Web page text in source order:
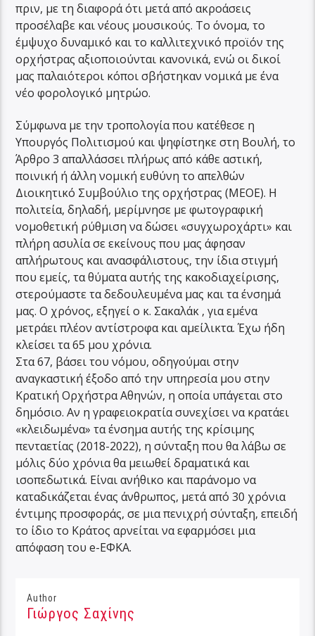
πριν, με τη διαφορά ότι μετά από ακροάσεις
προσέλαβε και νέους μουσικούς. Το όνομα, το
έμψυχο δυναμικό και το καλλιτεχνικό προϊόν της
ορχήστρας αξιοποιούνται κανονικά, ενώ οι δικοί
μας παλαιότεροι κόποι σβήστηκαν νομικά με ένα
νέο φορολογικό μητρώο.
Σύμφωνα με την τροπολογία που κατέθεσε η
Υπουργός Πολιτισμού και ψηφίστηκε στη Βουλή, το
Άρθρο 3 απαλλάσσει πλήρως από κάθε αστική,
ποινική ή άλλη νομική ευθύνη το απελθών
Διοικητικό Συμβούλιο της ορχήστρας (ΜΕΟΕ). Η
πολιτεία, δηλαδή, μερίμνησε με φωτογραφική
νομοθετική ρύθμιση να δώσει «συγχωροχάρτι» και
πλήρη ασυλία σε εκείνους που μας άφησαν
απλήρωτους και ανασφάλιστους, την ίδια στιγμή
που εμείς, τα θύματα αυτής της κακοδιαχείρισης,
στερούμαστε τα δεδουλευμένα μας και τα ένσημά
μας. Ο χρόνος, εξηγεί ο κ. Σακαλάκ , για εμένα
μετράει πλέον αντίστροφα και αμείλικτα. Έχω ήδη
κλείσει τα 65 μου χρόνια.
Στα 67, βάσει του νόμου, οδηγούμαι στην
αναγκαστική έξοδο από την υπηρεσία μου στην
Κρατική Ορχήστρα Αθηνών, η οποία υπάγεται στο
δημόσιο. Αν η γραφειοκρατία συνεχίσει να κρατάει
«κλειδωμένα» τα ένσημα αυτής της κρίσιμης
πενταετίας (2018-2022), η σύνταξη που θα λάβω σε
μόλις δύο χρόνια θα μειωθεί δραματικά και
ισοπεδωτικά. Είναι ανήθικο και παράνομο να
καταδικάζεται ένας άνθρωπος, μετά από 30 χρόνια
έντιμης προσφοράς, σε μια πενιχρή σύνταξη, επειδή
το ίδιο το Κράτος αρνείται να εφαρμόσει μια
απόφαση του e-ΕΦΚΑ.
Author
Γιώργος Σαχίνης